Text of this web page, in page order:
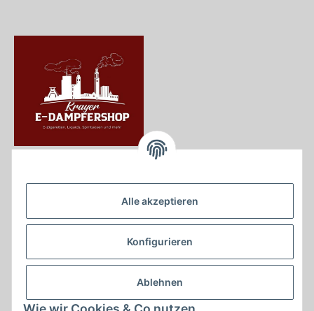
Alle akzeptieren
Konfigurieren
Ablehnen
Krayerstraße 249
Tel.:0201555402
info@krayer-edampfer-shop.de
Gesetzliche Informationen
Informationen